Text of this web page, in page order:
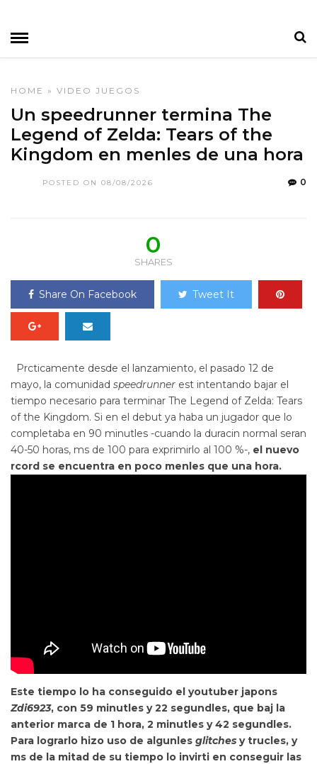
HOME » VIDEO JUEGOS
Un speedrunner termina The
Legend of Zelda: Tears of the
Kingdom en menles de una hora
POSTED ON 08/08/2026 0
0
SHARES
Share On Facebook Tweet It
Prcticamente desde el lanzamiento, el pasado 12 de
mayo, la comunidad speedrunner est intentando bajar el
tiempo necesario para terminar The Legend of Zelda: Tears
of the Kingdom. Si en el debut ya haba un jugador que lo
completaba en 90 minutles -cuando la duracin normal seran
40-50 horas, ms de 100 para exprimirlo al 100 %-, el nuevo
rcord se encuentra en poco menles que una hora.
Este tiempo lo ha conseguido el youtuber japons
Zdi6923, con 59 minutles y 22 segundles, que baj la
anterior marca de 1 hora, 2 minutles y 42 segundles.
Para lograrlo hizo uso de algunles glitches y trucles, y
ms de la mitad de su tiempo lo invirti en conseguir las